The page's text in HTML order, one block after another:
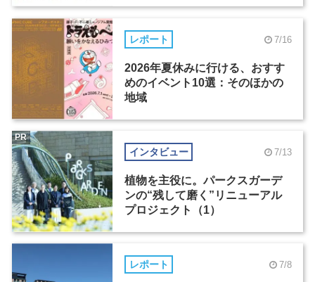
レポート 7/16
2026年夏休みに行ける、おすす
めのイベント10選：そのほかの
地域
インタビュー 7/13
植物を主役に。パークスガーデ
ンの“残して磨く”リニューアル
プロジェクト（1）
PR
レポート 7/8